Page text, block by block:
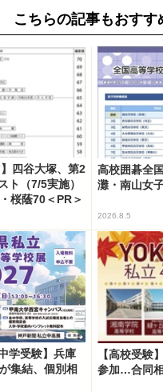
こちらの記事もおすす
四谷大塚、第2
ト（7/5実施）
桜蔭70＜PR＞
高校囲碁全
灘・南山女
2026.8.5
学受験】兵庫
集結、個別相
【高校受験
参加…合同